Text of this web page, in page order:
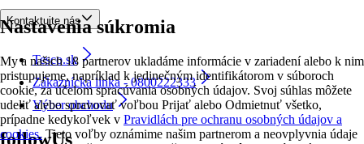
Nastavenia súkromia
My a našich 18 partnerov ukladáme informácie v zariadení alebo k nim
pristupujeme, napríklad k jedinečným identifikátorom v súboroch
cookie, za účelom spracúvania osobných údajov. Svoj súhlas môžete
udeliť alebo spravovať voľbou Prijať alebo Odmietnuť všetko,
prípadne kedykoľvek v Pravidlách pre ochranu osobných údajov a
cookies. Tieto voľby oznámime našim partnerom a neovplyvnia údaje
Kontaktujte nás
Tesco.sk
Zákaznícka linka - 0800222333
Výber obchodu
followUs